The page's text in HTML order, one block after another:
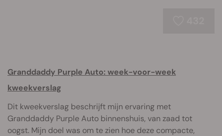
Granddaddy Purple Auto: week-voor-week
kweekverslag
Dit kweekverslag beschrijft mijn ervaring met
Granddaddy Purple Auto binnenshuis, van zaad tot
oogst. Mijn doel was om te zien hoe deze compacte,